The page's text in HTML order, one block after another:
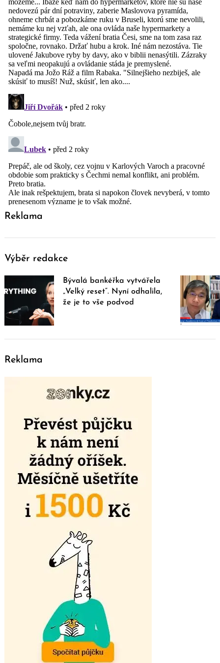
Reklama
Výběr redakce
Bývalá bankéřka vytvářela
„Velký reset“. Nyní odhalila,
že je to vše podvod
Reklama